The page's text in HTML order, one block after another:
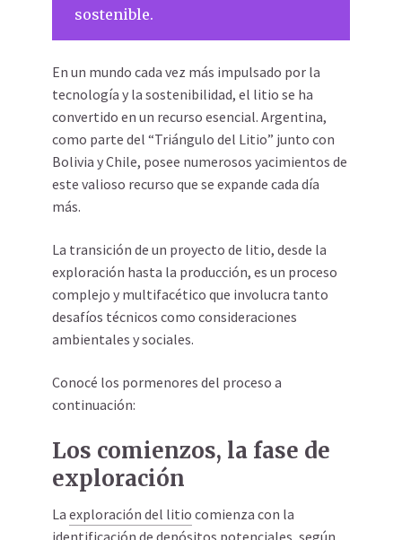
sostenible.
En un mundo cada vez más impulsado por la
tecnología y la sostenibilidad, el litio se ha
convertido en un recurso esencial. Argentina,
como parte del “Triángulo del Litio” junto con
Bolivia y Chile, posee numerosos yacimientos de
este valioso recurso que se expande cada día
más.
La transición de un proyecto de litio, desde la
exploración hasta la producción, es un proceso
complejo y multifacético que involucra tanto
desafíos técnicos como consideraciones
ambientales y sociales.
Conocé los pormenores del proceso a
continuación:
Los comienzos, la fase de
exploración
La exploración del litio comienza con la